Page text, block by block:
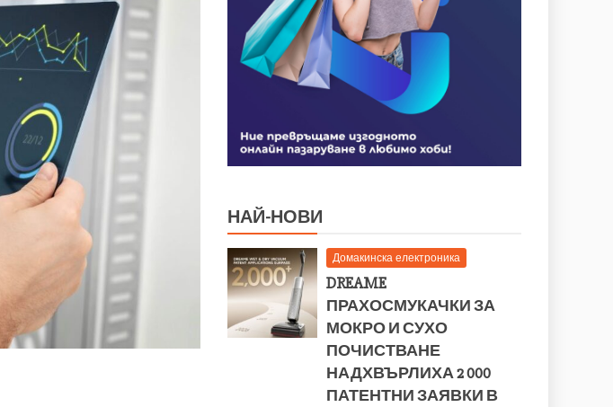
НАЙ-НОВИ
Домакинска електроника
DREAME
ПРАХОСМУКАЧКИ ЗА
МОКРО И СУХО
ПОЧИСТВАНЕ
НАДХВЪРЛИХА 2 000
ПАТЕНТНИ ЗАЯВКИ В